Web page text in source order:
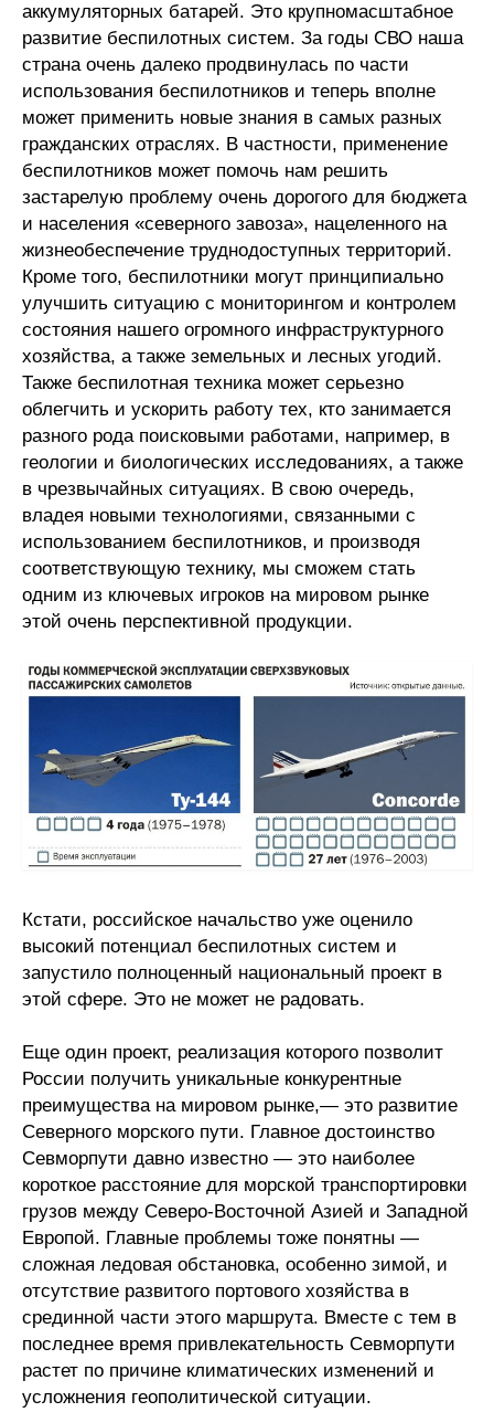
аккумуляторных батарей. Это крупномасштабное
развитие беспилотных систем. За годы СВО наша
страна очень далеко продвинулась по части
использования беспилотников и теперь вполне
может применить новые знания в самых разных
гражданских отраслях. В частности, применение
беспилотников может помочь нам решить
застарелую проблему очень дорогого для бюджета
и населения «северного завоза», нацеленного на
жизнеобеспечение труднодоступных территорий.
Кроме того, беспилотники могут принципиально
улучшить ситуацию с мониторингом и контролем
состояния нашего огромного инфраструктурного
хозяйства, а также земельных и лесных угодий.
Также беспилотная техника может серьезно
облегчить и ускорить работу тех, кто занимается
разного рода поисковыми работами, например, в
геологии и биологических исследованиях, а также
в чрезвычайных ситуациях. В свою очередь,
владея новыми технологиями, связанными с
использованием беспилотников, и производя
соответствующую технику, мы сможем стать
одним из ключевых игроков на мировом рынке
этой очень перспективной продукции.
Кстати, российское начальство уже оценило
высокий потенциал беспилотных систем и
запустило полноценный национальный проект в
этой сфере. Это не может не радовать.
Еще один проект, реализация которого позволит
России получить уникальные конкурентные
преимущества на мировом рынке,— это развитие
Северного морского пути. Главное достоинство
Севморпути давно известно — это наиболее
короткое расстояние для морской транспортировки
грузов между Северо-Восточной Азией и Западной
Европой. Главные проблемы тоже понятны —
сложная ледовая обстановка, особенно зимой, и
отсутствие развитого портового хозяйства в
срединной части этого маршрута. Вместе с тем в
последнее время привлекательность Севморпути
растет по причине климатических изменений и
усложнения геополитической ситуации.